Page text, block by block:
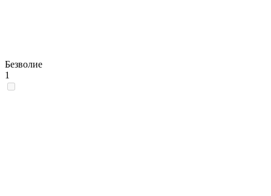
Безволие
1